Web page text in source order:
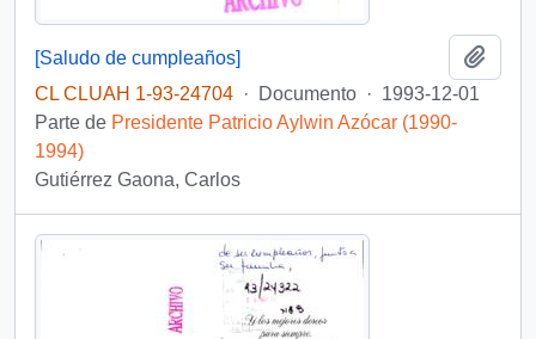
[Saludo de cumpleaños]
CL CLUAH 1-93-24704 · Documento · 1993-12-01
Parte de Presidente Patricio Aylwin Azócar (1990-
1994)
Gutiérrez Gaona, Carlos